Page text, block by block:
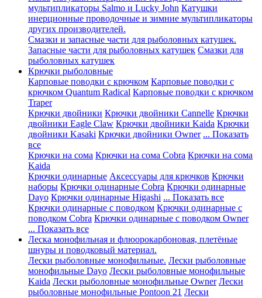
мультипликаторы Salmo и Lucky John Катушки
инерционные проводочные и зимние мультипликаторы
других производителей.
Смазки и запасные части для рыболовных катушек.
Запасные части для рыболовных катушек Смазки для
рыболовных катушек
Крючки рыболовные
Карповые поводки с крючком Карповые поводки с
крючком Quantum Radical Карповые поводки с крючком
Traper
Крючки двойники Крючки двойники Cannelle Крючки
двойники Eagle Claw Крючки двойники Kaida Крючки
двойники Kasaki Крючки двойники Owner ... Показать
все
Крючки на сома Крючки на сома Cobra Крючки на сома
Kaida
Крючки одинарные Аксессуары для крючков Крючки
наборы Крючки одинарные Cobra Крючки одинарные
Dayo Крючки одинарные Higashi ... Показать все
Крючки одинарные с поводком Крючки одинарные с
поводком Cobra Крючки одинарные с поводком Owner
... Показать все
Леска монофильная и флюорокарбоновая, плетёные
шнуры и поводковый материал.
Лески рыболовные монофильные. Лески рыболовные
монофильные Dayo Лески рыболовные монофильные
Kaida Лески рыболовные монофильные Owner Лески
рыболовные монофильные Pontoon 21 Лески